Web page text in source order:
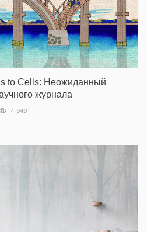
to Cells: Неожиданный
журнала
4 040